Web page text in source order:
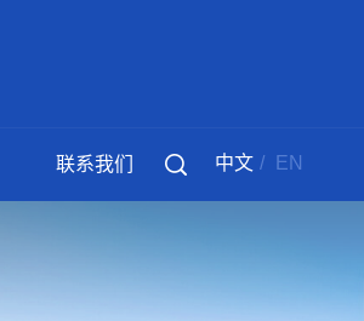
联系我们 中文 / EN